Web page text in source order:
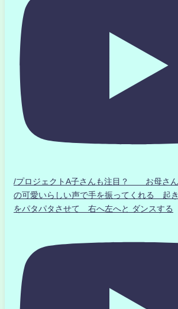
/プロジェクトA子さんも注目？ お母さ
の可愛いらしい声で手を振ってくれる 起
をパタパタさせて 右へ左へと ダンスする